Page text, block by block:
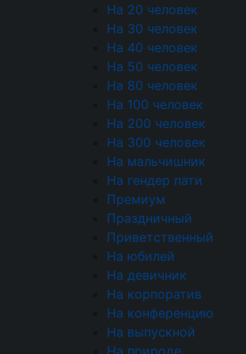
На 20 человек
На 30 человек
На 40 человек
На 50 человек
На 80 человек
На 100 человек
На 200 человек
На 300 человек
На мальчишник
На гендер пати
Премиум
Праздничный
Приветственный
На юбилей
На девичник
На корпоратив
На конференцию
На выпускной
На природе
03.08.2026 13:00
КЕЙТЕРИНГ НА ПРИРОДЕ МОСКВА:
ГРИЛЬ И ВЫЕЗД
• Аннотация (введение):
поляна, длинные столы с едой,
мангала, гости с бокалами в руках
беготни с кастрюлями, никаких
ещё один ящик с посудой?». Именно
хорошо организованный кейтеринг
Главный вопрос — что именно
чтобы праздник прошёл так, а не
30.07.2026 13:00
СКОЛЬКО ОФИЦИАНТОВ НУЖНО
РАСЧЁТ ПЕРСОНАЛА